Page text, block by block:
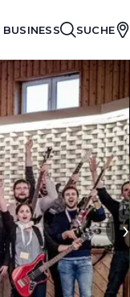
SUCHE
›